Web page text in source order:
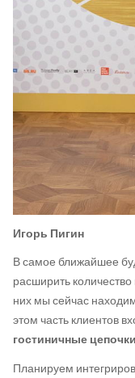
Игорь Пигин
В самое ближайшее
расширить
них мы сейчас
этом часть клиентов
гостиничные цепочки
Планируем